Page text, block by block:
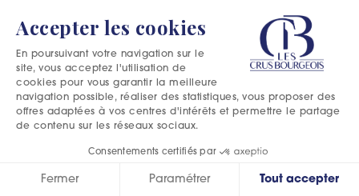
Excessive consumption of alcohol is harmful to your health.
Accepter les cookies
En poursuivant votre navigation sur le
site, vous acceptez l'utilisation de
cookies pour vous garantir la meilleure
navigation possible, réaliser des statistiques, vous proposer des
offres adaptées à vos centres d'intérêts et permettre le partage
de contenu sur les réseaux sociaux.
Consentements certifiés par
Fermer Paramétrer Tout accepter